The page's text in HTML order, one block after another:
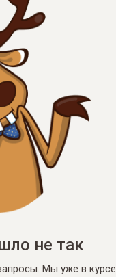
не так
Мы уже в курсе